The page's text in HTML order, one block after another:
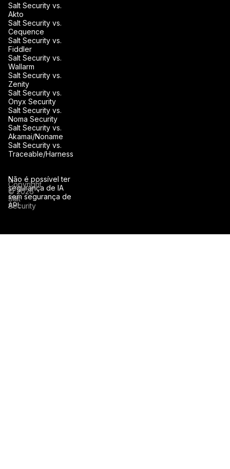
Não é possível ter
segurança de IA
sem segurança de
API.
Salt Security vs.
Akto
Salt Security vs.
Cequence
Salt Security vs.
Fiddler
Salt Security vs.
Wallarm
Salt Security vs.
Zenity
Salt Security vs.
Onyx Security
Salt Security vs.
Noma Security
Salt Security vs.
Akamai/Noname
Salt Security vs.
Traceable/Harness
Copyright
© 2026
Salt
Security